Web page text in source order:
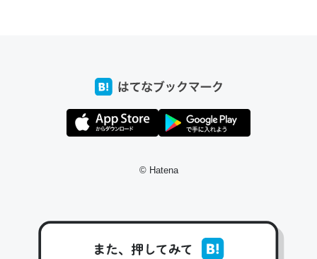
コミュニケーションが劇的に変化した｜tayorini by LIFULL介護
私も3年前ぐらいに祖母の家に設置した。ポケットWifiみ
https://toyoshi.hatenablog.com/entry/2019/05/15/1805
© Hatena